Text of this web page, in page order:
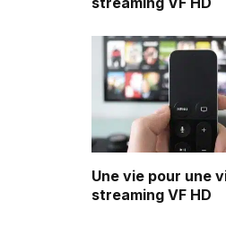
Une vie pour une
streaming VF HD